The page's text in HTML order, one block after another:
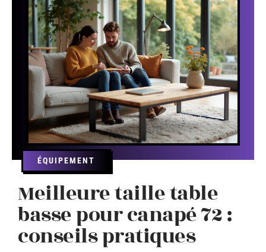
ÉQUIPEMENT
Meilleure taille table
basse pour canapé 72 :
conseils pratiques